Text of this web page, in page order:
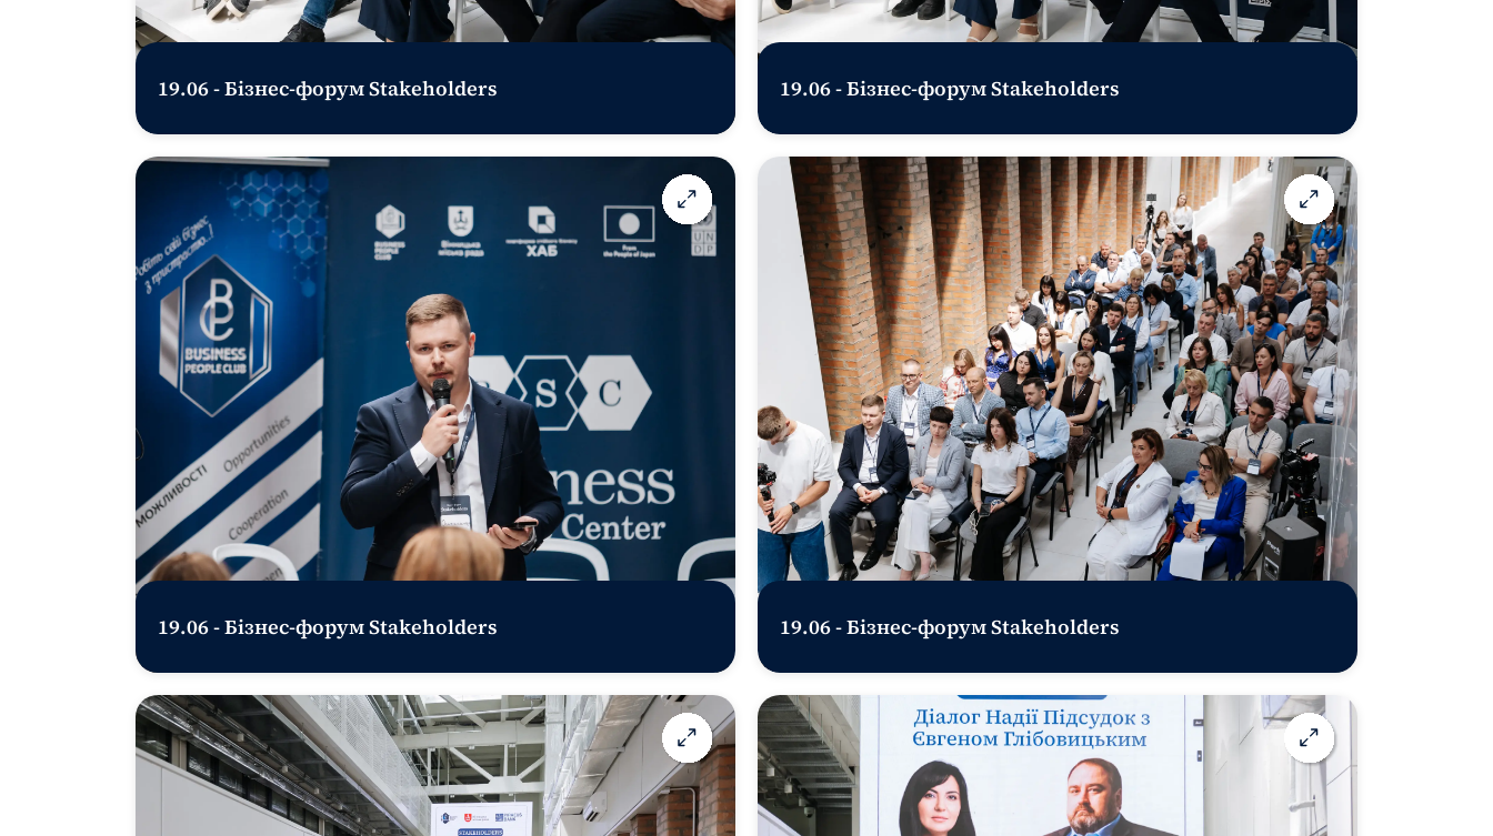
19.06 - Бізнес-форум Stakeholders 19.06 - Бізнес-форум Stakeholders
19.06 - Бізнес-форум Stakeholders 19.06 - Бізнес-форум Stakeholders